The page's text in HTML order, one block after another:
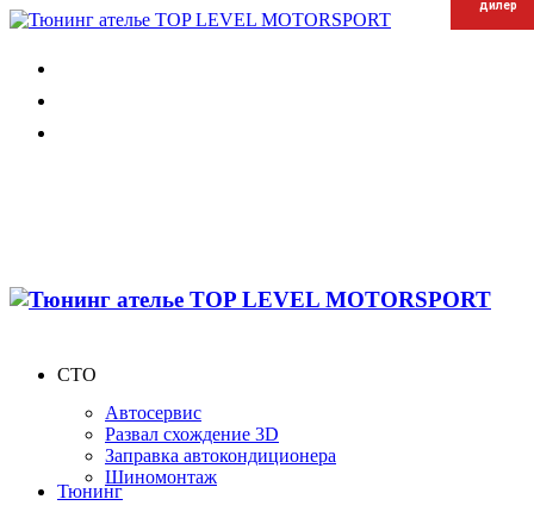
СТО
Автосервис
Развал схождение 3D
Заправка автокондиционера
Шиномонтаж
Тюнинг
дилер
дилер
дилер